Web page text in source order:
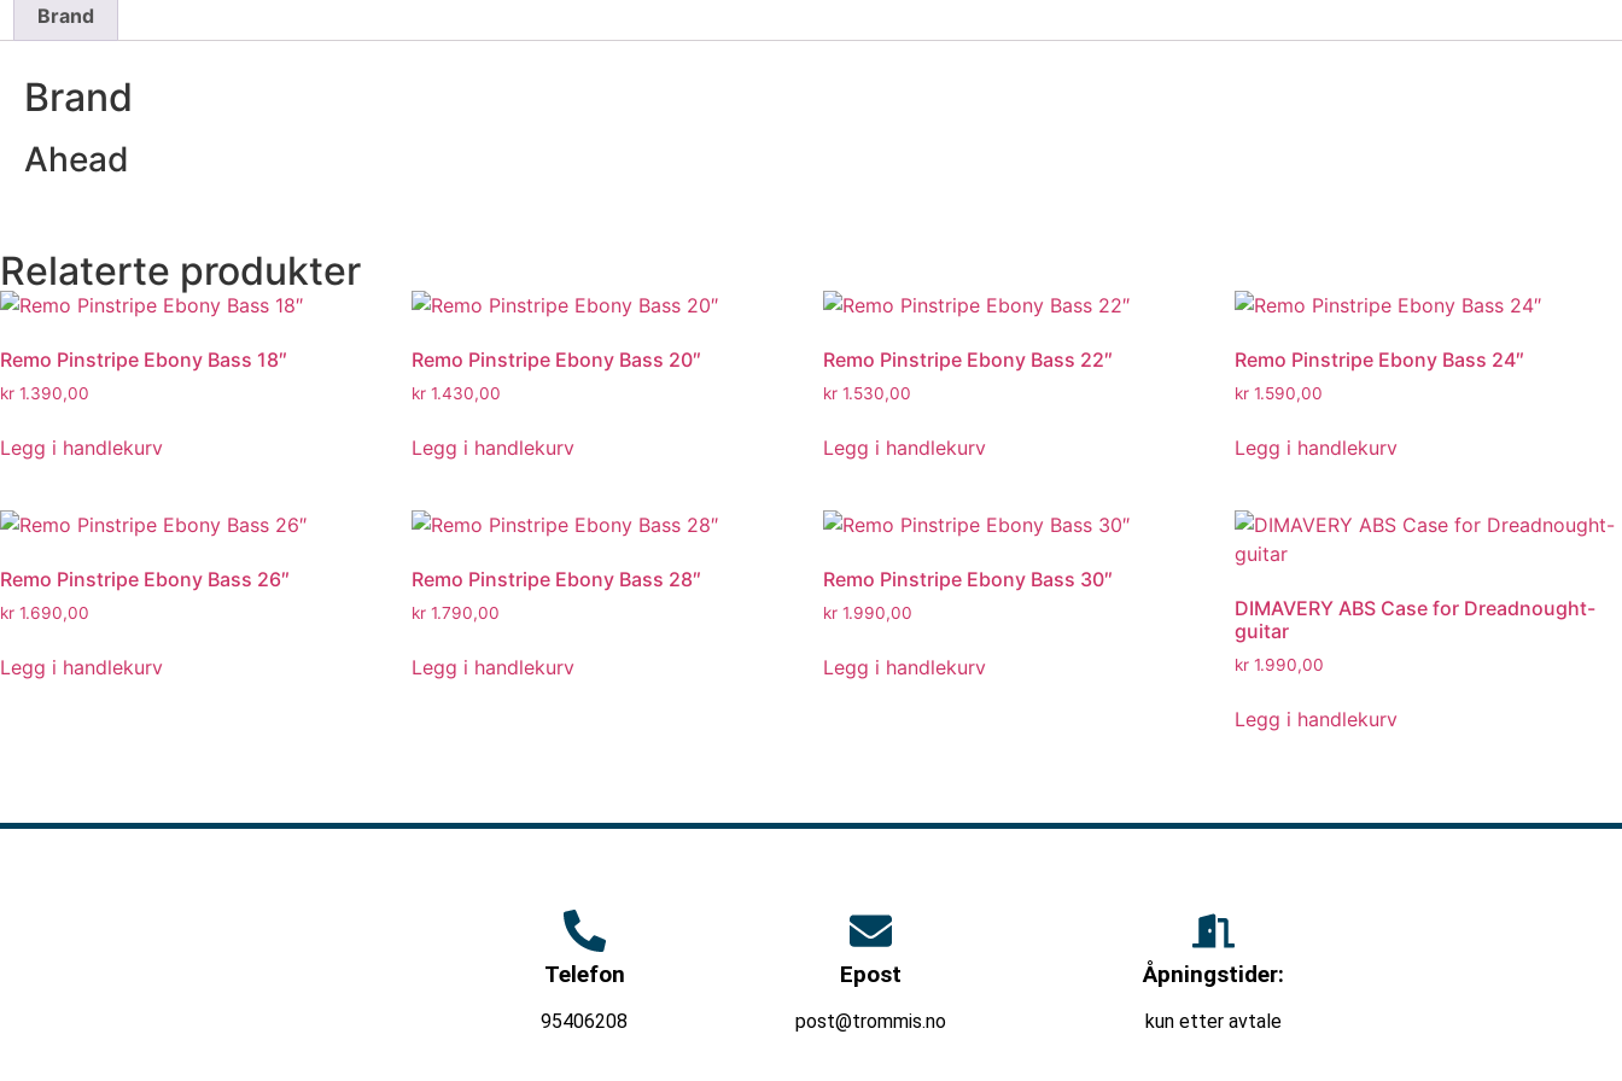
Brand
Brand
Ahead
Relaterte produkter
Remo Pinstripe Ebony Bass 18″
kr 1.390,00
Legg i handlekurv
Remo Pinstripe Ebony Bass 20″
kr 1.430,00
Legg i handlekurv
Remo Pinstripe Ebony Bass 22″
kr 1.530,00
Legg i handlekurv
Remo Pinstripe Ebony Bass 24″
kr 1.590,00
Legg i handlekurv
Remo Pinstripe Ebony Bass 26″
kr 1.690,00
Legg i handlekurv
Remo Pinstripe Ebony Bass 28″
kr 1.790,00
Legg i handlekurv
Remo Pinstripe Ebony Bass 30″
kr 1.990,00
Legg i handlekurv
DIMAVERY ABS Case for Dreadnought-
guitar
kr 1.990,00
Legg i handlekurv
Telefon
95406208
Epost
post@trommis.no
Åpningstider:
kun etter avtale